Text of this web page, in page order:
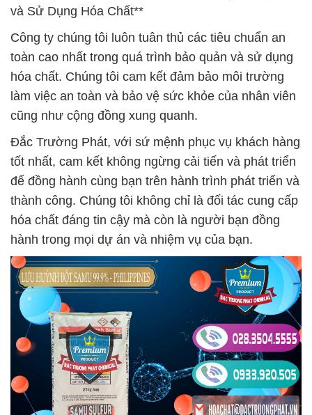
và Sử Dụng Hóa Chất**
Công ty chúng tôi luôn tuân thủ các tiêu chuẩn an
toàn cao nhất trong quá trình bảo quản và sử dụng
hóa chất. Chúng tôi cam kết đảm bảo môi trường
làm việc an toàn và bảo vệ sức khỏe của nhân viên
cũng như cộng đồng xung quanh.
Đắc Trường Phát, với sứ mệnh phục vụ khách hàng
tốt nhất, cam kết không ngừng cải tiến và phát triển
để đồng hành cùng bạn trên hành trình phát triển và
thành công. Chúng tôi không chỉ là đối tác cung cấp
hóa chất đáng tin cậy mà còn là người bạn đồng
hành trong mọi dự án và nhiệm vụ của bạn.